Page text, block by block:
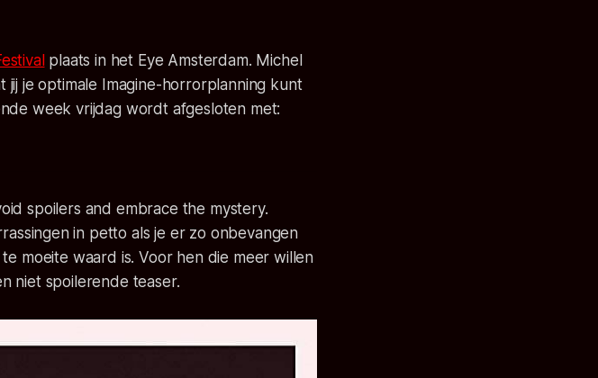
plaats in het Eye Amsterdam. Michel
je optimale Imagine-horrorplanning kunt
week vrijdag wordt afgesloten met:
spoilers and embrace the mystery.
in petto als je er zo onbevangen
moeite waard is. Voor hen die meer willen
niet spoilerende teaser.